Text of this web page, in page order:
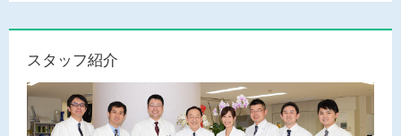
スタッフ紹介